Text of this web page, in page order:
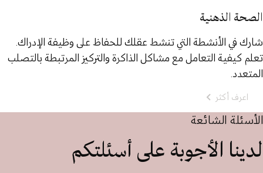
الصحة الذهنية
شارك في الأنشطة التي تنشط عقلك للحفاظ على وظيفة الإدراك.
تعلم كيفية التعامل مع مشاكل الذاكرة والتركيز المرتبطة بالتصلب
المتعدد.
اعرف أكثر
الأسئلة الشائعة
لدينا الأجوبة على أسئلتكم